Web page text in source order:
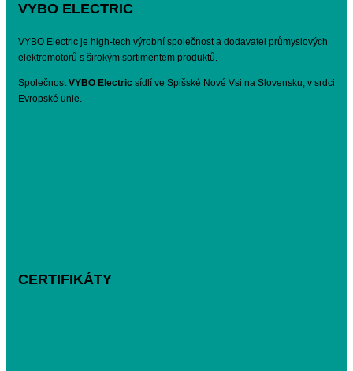
VYBO ELECTRIC
VYBO Electric je high-tech výrobní společnost a dodavatel průmyslových
elektromotorů s širokým sortimentem produktů.
SpolečnostVYBO Electric sídlí ve Spišské Nové Vsi na Slovensku, v srdci
Evropské unie.
CERTIFIKÁTY